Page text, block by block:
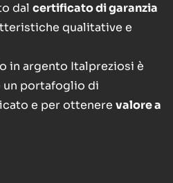
dal certificato di garanzia
qualitative e
in argento Italpreziosi è
un portafoglio di
e per ottenere valore a